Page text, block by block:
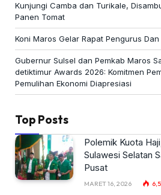
Kunjungi Camba dan Turikale,
Panen Tomat
Koni Maros Gelar Rapat Pengurus
Gubernur Sulsel dan Pemkab Maros
detiktimur Awards 2026: Komitmen
Pemulihan Ekonomi Diapresiasi
Top Posts
Polemik Kuota
Sulawesi Selatan
Pusat
MARET 16, 2026